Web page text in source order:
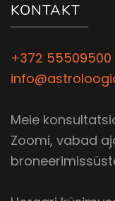
KONTAKT
+372 55509500
Meie
Zoomi, vabad